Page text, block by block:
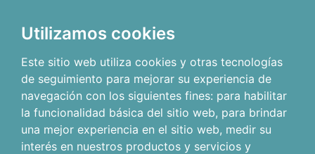
Utilizamos cookies
Este sitio web utiliza cookies y otras tecnologías
de seguimiento para mejorar su experiencia de
navegación con los siguientes fines: para habilitar
la funcionalidad básica del sitio web, para brindar
una mejor experiencia en el sitio web, medir su
interés en nuestros productos y servicios y